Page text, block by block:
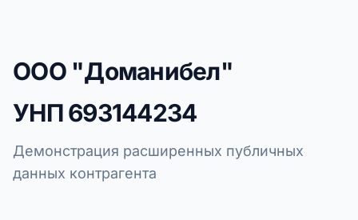
ООО "Доманибел"
УНП693144234
Демонстрация расширенных публичных
данных контрагента